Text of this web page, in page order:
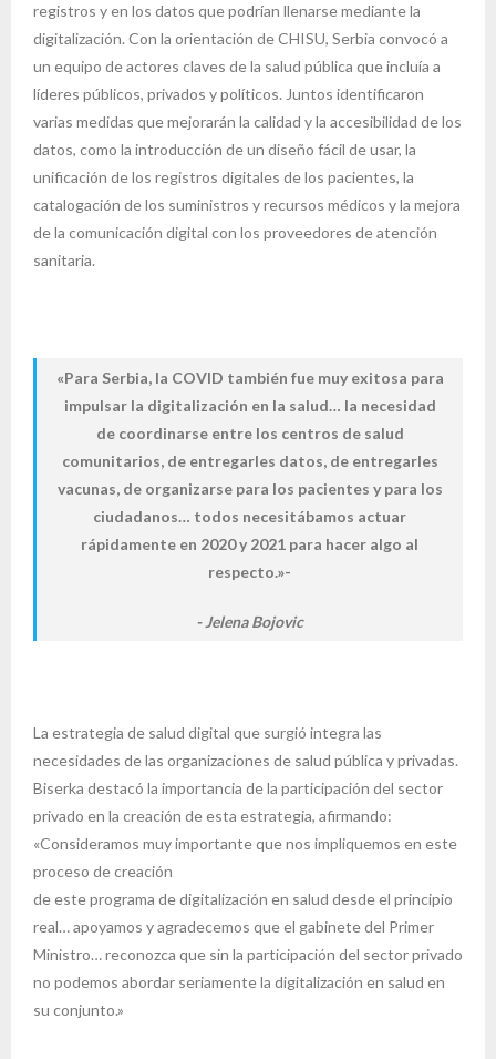
registros y en los datos que podrían llenarse mediante la
digitalización. Con la orientación de CHISU, Serbia convocó a
un equipo de actores claves de la salud pública que incluía a
líderes públicos, privados y políticos. Juntos identificaron
varias medidas que mejorarán la calidad y la accesibilidad de los
datos, como la introducción de un diseño fácil de usar, la
unificación de los registros digitales de los pacientes, la
catalogación de los suministros y recursos médicos y la mejora
de la comunicación digital con los proveedores de atención
sanitaria.
«Para Serbia, la COVID también fue muy exitosa para
impulsar la digitalización en la salud… la necesidad
de coordinarse entre los centros de salud
comunitarios, de entregarles datos, de entregarles
vacunas, de organizarse para los pacientes y para los
ciudadanos… todos necesitábamos actuar
rápidamente en 2020 y 2021 para hacer algo al
respecto.»-
Jelena Bojovic
La estrategia de salud digital que surgió integra las
necesidades de las organizaciones de salud pública y privadas.
Biserka destacó la importancia de la participación del sector
privado en la creación de esta estrategia, afirmando:
«Consideramos muy importante que nos impliquemos en este
proceso de creación
de este programa de digitalización en salud desde el principio
real… apoyamos y agradecemos que el gabinete del Primer
Ministro… reconozca que sin la participación del sector privado
no podemos abordar seriamente la digitalización en salud en
su conjunto.»